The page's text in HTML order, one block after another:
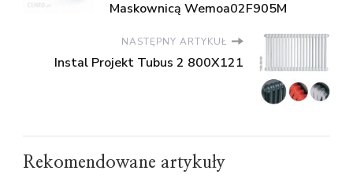
Maskownicą Wemoa02F905M
NASTĘPNY ARTYKUŁ
Instal Projekt Tubus 2 800X121
Rekomendowane artykuły